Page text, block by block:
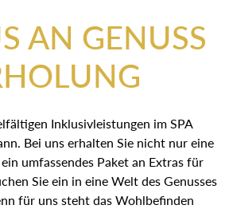
AN GENUSS
Inklusivleistungen im SPA
Bei uns erhalten Sie nicht nur eine
umfassendes Paket an Extras für
Sie ein in eine Welt des Genusses
für uns steht das Wohlbefinden